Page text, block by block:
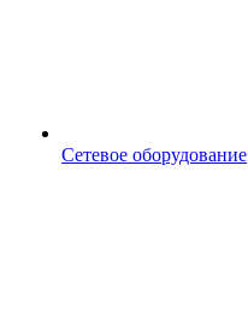
Сетевое оборудование